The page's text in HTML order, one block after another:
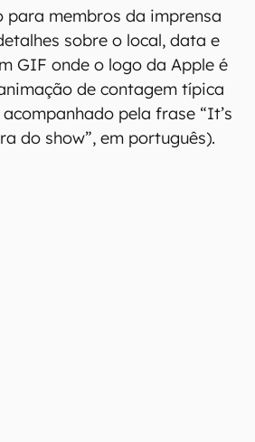
para membros da imprensa
sobre o local, data e
GIF onde o logo da Apple é
de contagem típica
pela frase “It’s
do show”, em português).